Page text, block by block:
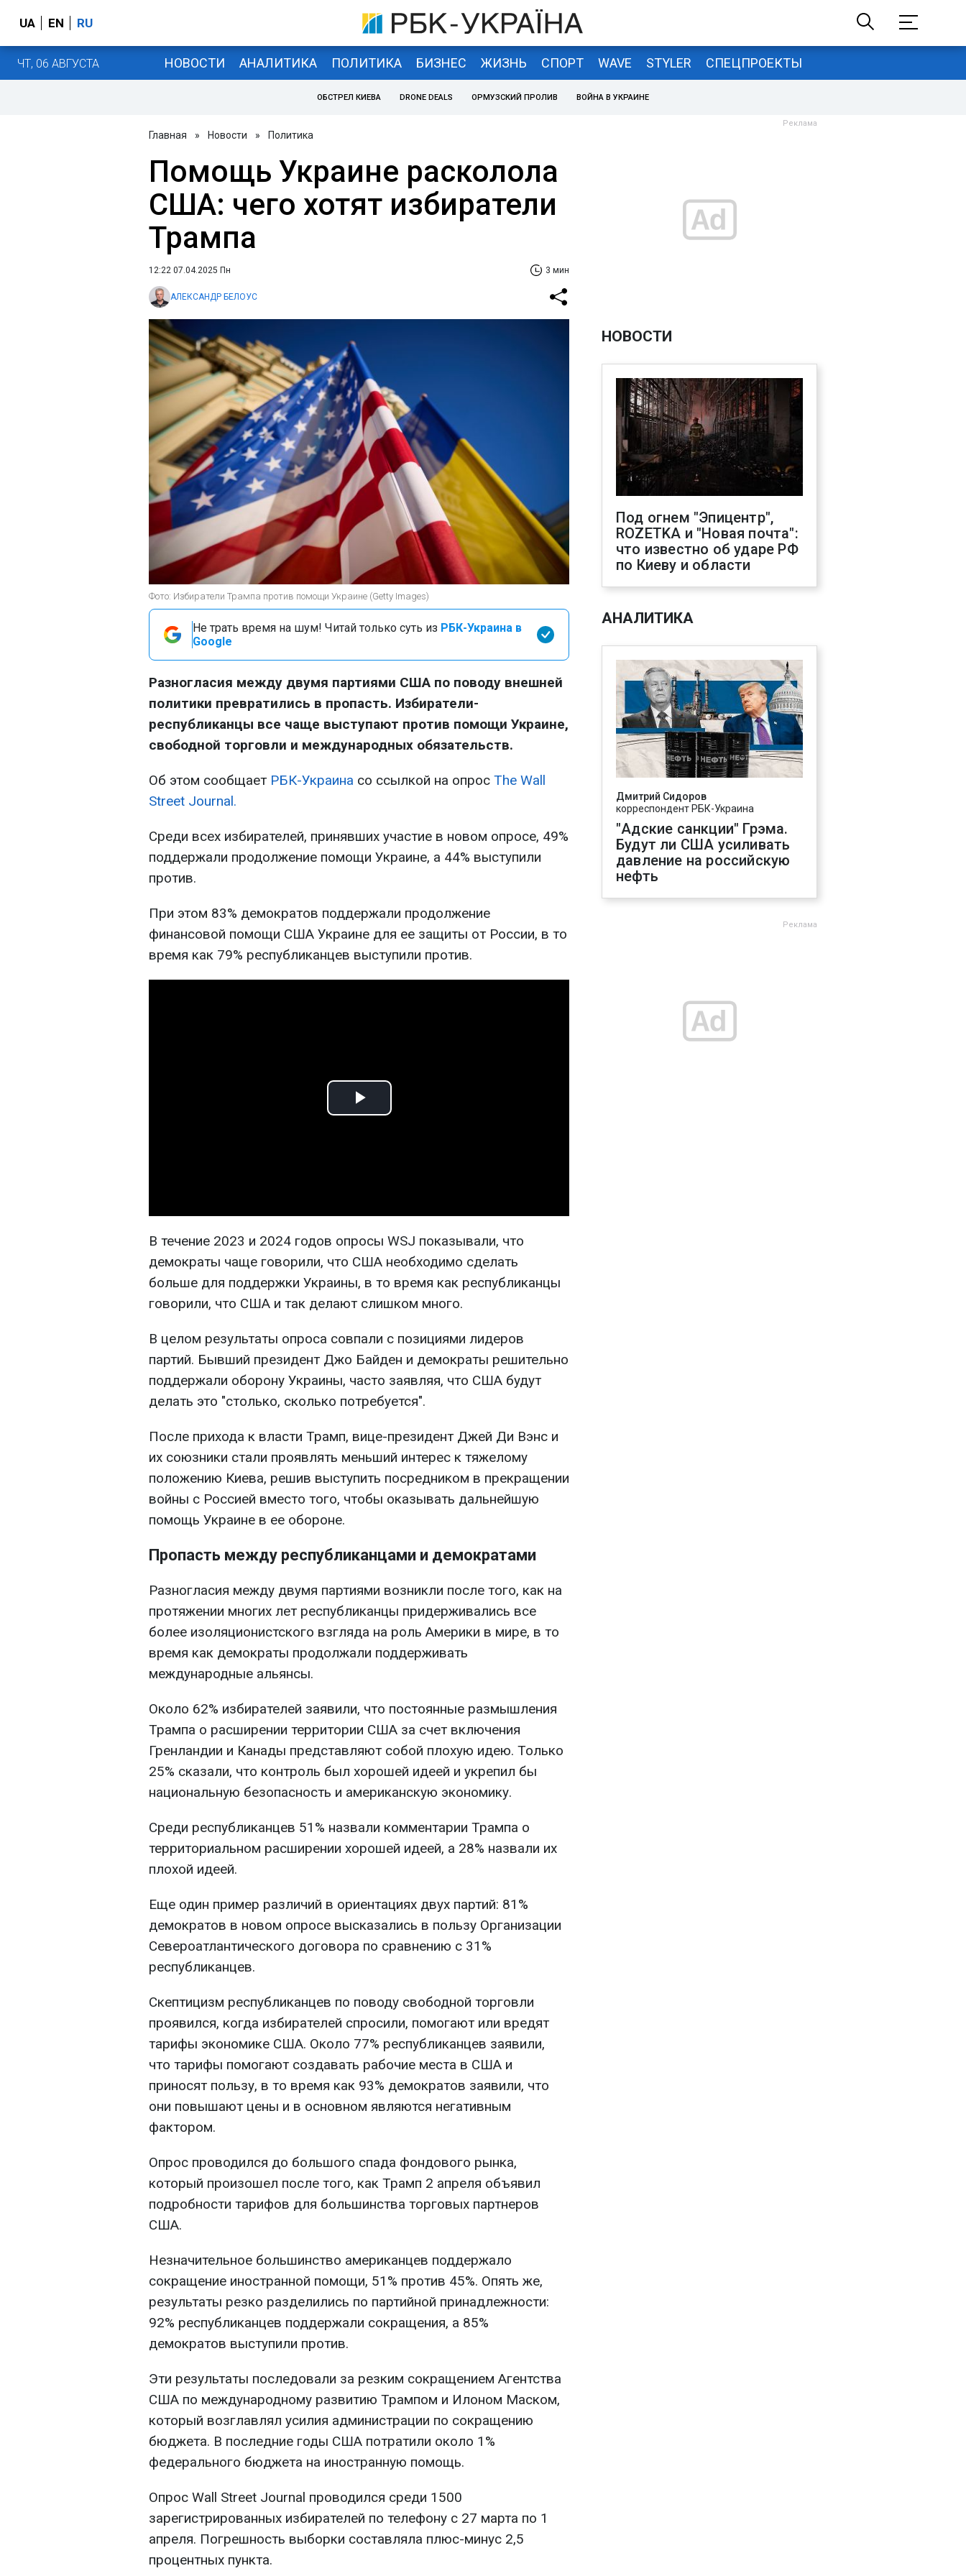
UA EN RU
ЧТ, 06 АВГУСТА НОВОСТИ АНАЛИТИКА ПОЛИТИКА БИЗНЕС ЖИЗНЬ СПОРТ WAVE STYLER СПЕЦПРОЕКТЫ
ОБСТРЕЛ КИЕВА DRONE DEALS ОРМУЗСКИЙ ПРОЛИВ ВОЙНА В УКРАИНЕ
Главная » Новости » Политика
Помощь Украине расколола
США: чего хотят избиратели
Трампа
12:22 07.04.2025 Пн 3 мин
АЛЕКСАНДР БЕЛОУС
Фото: Избиратели Трампа против помощи Украине (Getty Images)
Не трать время на шум! Читай только суть из РБК-Украина в
Google
Разногласия между двумя партиями США по поводу внешней
политики превратились в пропасть. Избиратели-
республиканцы все чаще выступают против помощи Украине,
свободной торговли и международных обязательств.
Об этом сообщает РБК-Украина со ссылкой на опрос The Wall
Street Journal.
Среди всех избирателей, принявших участие в новом опросе, 49%
поддержали продолжение помощи Украине, а 44% выступили
против.
При этом 83% демократов поддержали продолжение
финансовой помощи США Украине для ее защиты от России, в то
время как 79% республиканцев выступили против.
Play
В течение 2023 и 2024 годов опросы WSJ показывали, что
демократы чаще говорили, что США необходимо сделать
больше для поддержки Украины, в то время как республиканцы
говорили, что США и так делают слишком много.
В целом результаты опроса совпали с позициями лидеров
партий. Бывший президент Джо Байден и демократы решительно
поддержали оборону Украины, часто заявляя, что США будут
делать это "столько, сколько потребуется".
После прихода к власти Трамп, вице-президент Джей Ди Вэнс и
их союзники стали проявлять меньший интерес к тяжелому
положению Киева, решив выступить посредником в прекращении
войны с Россией вместо того, чтобы оказывать дальнейшую
помощь Украине в ее обороне.
Пропасть между республиканцами и демократами
Разногласия между двумя партиями возникли после того, как на
протяжении многих лет республиканцы придерживались все
более изоляционистского взгляда на роль Америки в мире, в то
время как демократы продолжали поддерживать
международные альянсы.
Около 62% избирателей заявили, что постоянные размышления
Трампа о расширении территории США за счет включения
Гренландии и Канады представляют собой плохую идею. Только
25% сказали, что контроль был хорошей идеей и укрепил бы
национальную безопасность и американскую экономику.
Среди республиканцев 51% назвали комментарии Трампа о
территориальном расширении хорошей идеей, а 28% назвали их
плохой идеей.
Еще один пример различий в ориентациях двух партий: 81%
демократов в новом опросе высказались в пользу Организации
Североатлантического договора по сравнению с 31%
республиканцев.
Скептицизм республиканцев по поводу свободной торговли
проявился, когда избирателей спросили, помогают или вредят
тарифы экономике США. Около 77% республиканцев заявили,
что тарифы помогают создавать рабочие места в США и
приносят пользу, в то время как 93% демократов заявили, что
они повышают цены и в основном являются негативным
фактором.
Опрос проводился до большого спада фондового рынка,
который произошел после того, как Трамп 2 апреля объявил
подробности тарифов для большинства торговых партнеров
США.
Незначительное большинство американцев поддержало
сокращение иностранной помощи, 51% против 45%. Опять же,
результаты резко разделились по партийной принадлежности:
92% республиканцев поддержали сокращения, а 85%
демократов выступили против.
Эти результаты последовали за резким сокращением Агентства
США по международному развитию Трампом и Илоном Маском,
который возглавлял усилия администрации по сокращению
бюджета. В последние годы США потратили около 1%
федерального бюджета на иностранную помощь.
Опрос Wall Street Journal проводился среди 1500
зарегистрированных избирателей по телефону с 27 марта по 1
апреля. Погрешность выборки составляла плюс-минус 2,5
процентных пункта.
НОВОСТИ
Под огнем "Эпицентр",
ROZETKA и "Новая почта":
что известно об ударе РФ
по Киеву и области
АНАЛИТИКА
Дмитрий Сидоров
корреспондент РБК-Украина
"Адские санкции" Грэма.
Будут ли США усиливать
давление на российскую
нефть